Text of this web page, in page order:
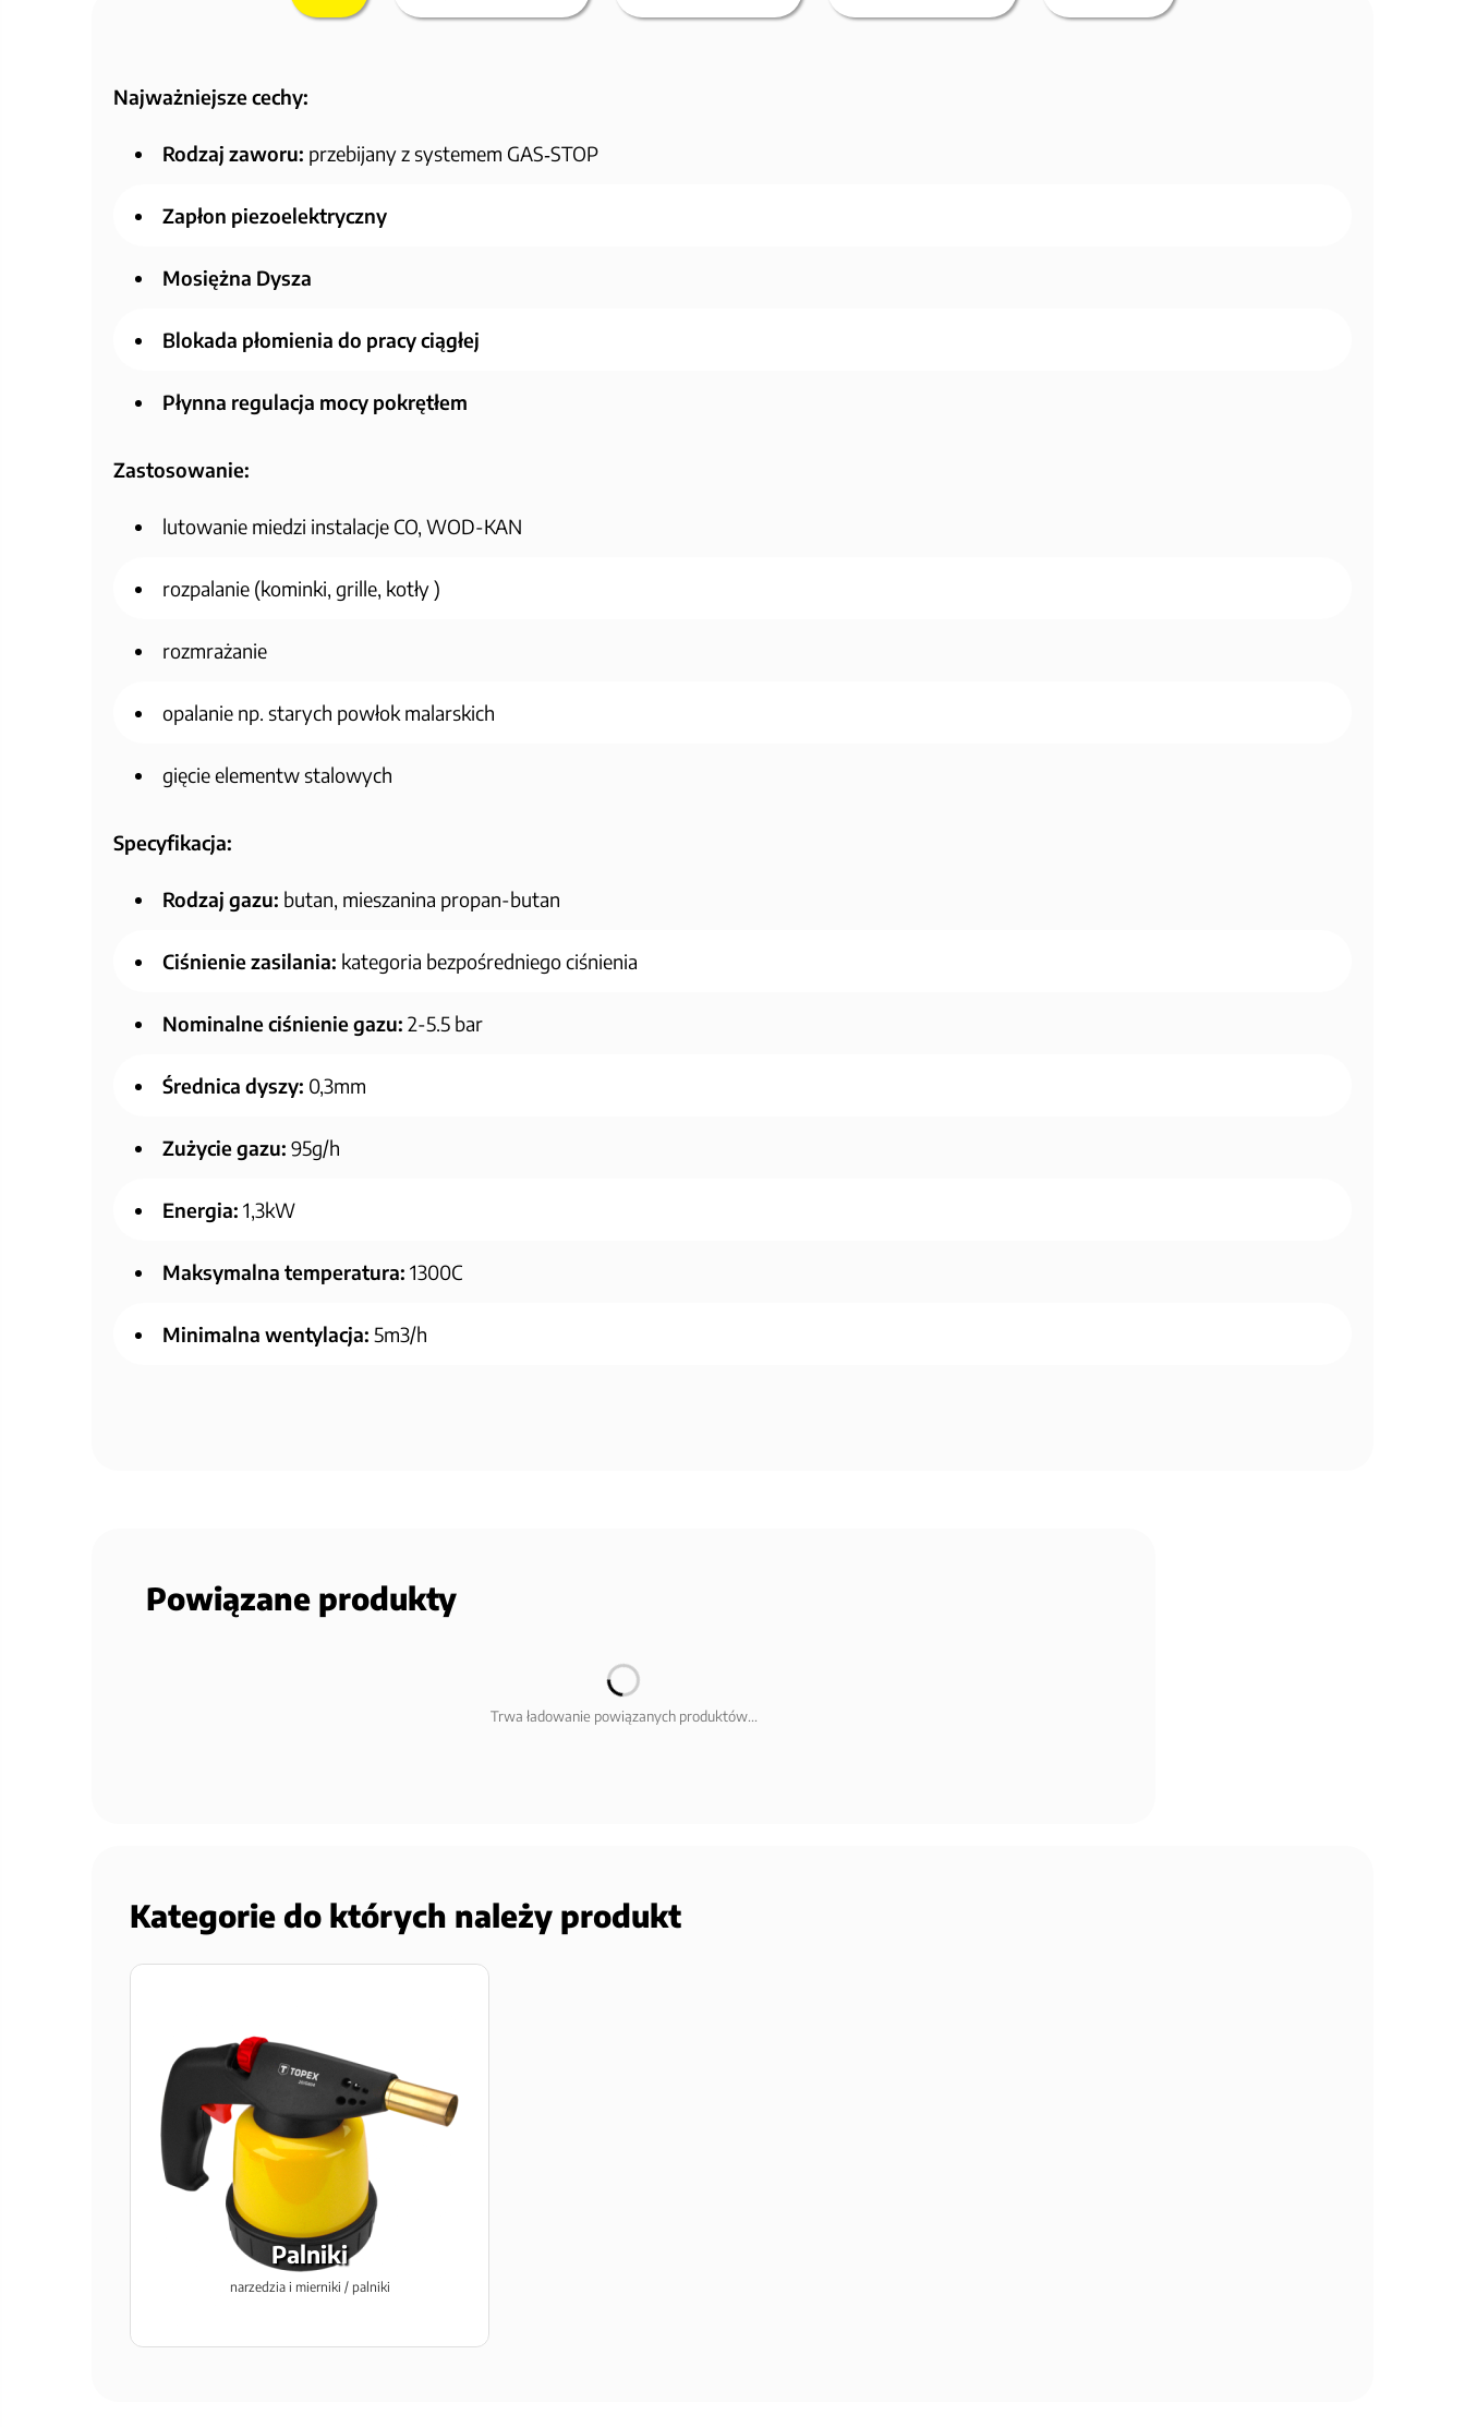
Najważniejsze cechy:
Rodzaj zaworu: przebijany z systemem GAS‑STOP
Zapłon piezoelektryczny
Mosiężna Dysza
Blokada płomienia do pracy ciągłej
Płynna regulacja mocy pokrętłem
Zastosowanie:
lutowanie miedzi instalacje CO, WOD-KAN
rozpalanie (kominki, grille, kotły )
rozmrażanie
opalanie np. starych powłok malarskich
gięcie elementw stalowych
Specyfikacja:
Rodzaj gazu: butan, mieszanina propan-butan
Ciśnienie zasilania: kategoria bezpośredniego ciśnienia
Nominalne ciśnienie gazu: 2-5.5 bar
Średnica dyszy: 0,3mm
Zużycie gazu: 95g/h
Energia: 1,3kW
Maksymalna temperatura: 1300C
Minimalna wentylacja: 5m3/h
Powiązane produkty
Trwa ładowanie powiązanych produktów...
Kategorie do których należy produkt
Palniki
narzedzia i mierniki / palniki